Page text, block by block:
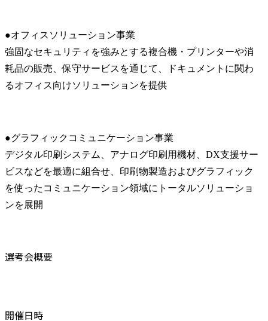
●オフィスソリューション事業
強固なセキュリティを強みとする複合機・プリンターや消
耗品の販売、保守サービスを通じて、ドキュメントに関わ
るオフィス向けソリューションを提供
●グラフィックコミュニケーション事業
デジタル印刷システム、アナログ印刷用機材、DX支援サー
ビスなどを最適に組合せ、印刷物製造およびグラフィック
を使ったコミュニケーション領域にトータルソリューショ
ンを展開
選考会概要
開催日時